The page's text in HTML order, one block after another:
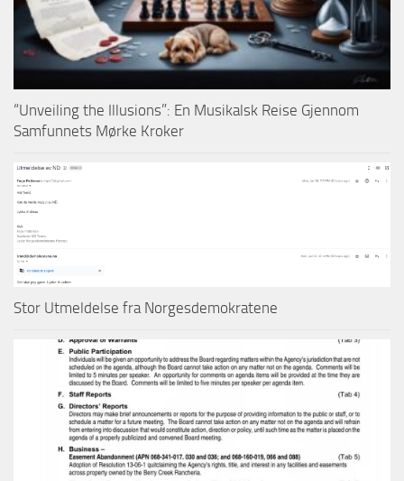
“Unveiling the Illusions”: En Musikalsk Reise Gjennom
Samfunnets Mørke Kroker
Stor Utmeldelse fra Norgesdemokratene